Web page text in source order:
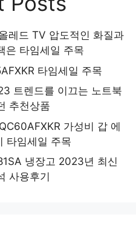
레드 TV 압도적인 화질과
은 타임세일 주목
타임세일 주목
트렌드를 이끄는 노트북
추천상품
가성비 갑 에
타임세일 주목
냉장고 2023년 최신
사용후기